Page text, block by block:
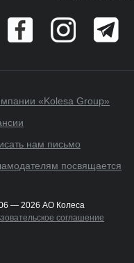
«Kolesa Group»
нам письмо
посвящается
— 2026 АО Колеса
соглашение